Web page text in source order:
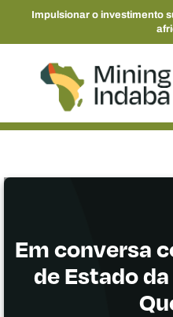
Impulsionar o investimento
Em conversa
de Estado